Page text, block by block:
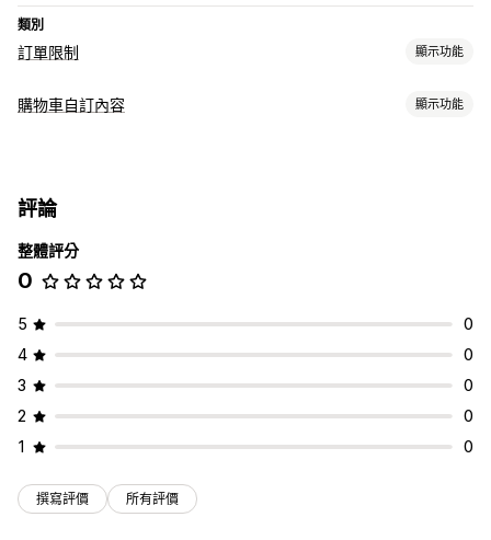
類別
訂單限制 顯示功能
限制規則
多國語言
購物車自訂內容 顯示功能
免運費
自訂結帳頁面
運送方式規則
評論
整體評分
0
5
0
4
0
3
0
2
0
1
0
撰寫評價 所有評價